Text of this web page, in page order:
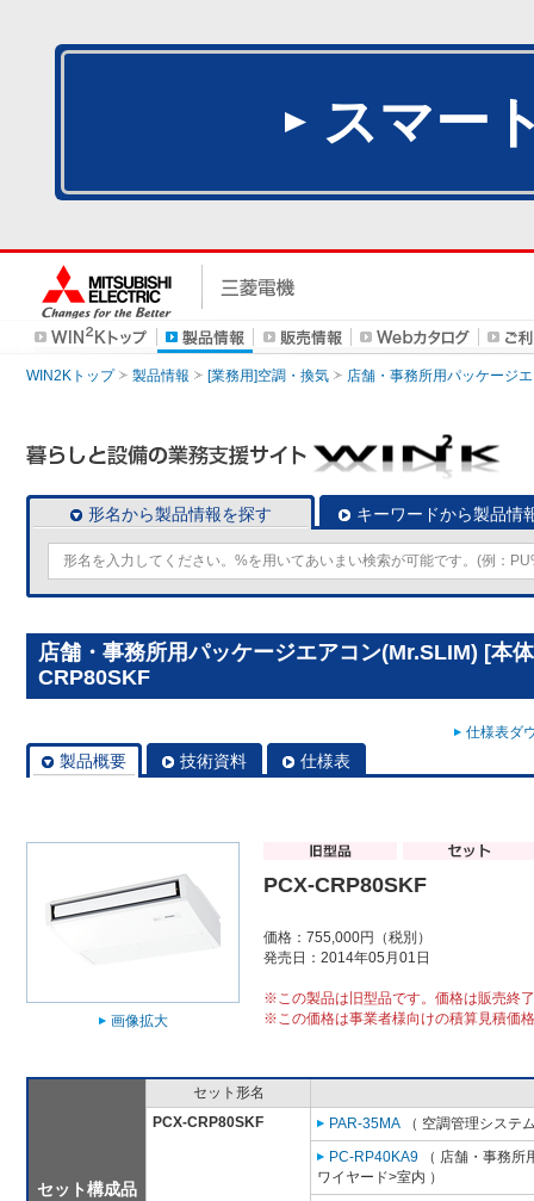
スマー
WIN2Kトップ 製品情報 [業務用]空調・換気 店舗・事務所用パッケージ
形名から製品情報を探す キーワードから製品情
店舗・事務所用パッケージエアコン(Mr.SLIM) [本
CRP80SKF
仕様表ダ
製品概要 技術資料 仕様表
画像拡大
PCX-CRP80SKF
価格：755,000円（税別）
発売日：2014年05月01日
※この製品は旧型品です。価格は販売終
※この価格は事業者様向けの積算見積価
セット構成品
セット形名
PCX-CRP80SKF
PAR-35MA （ 空調管理システ
PC-RP40KA9 （ 店舗・事務所
ワイヤード>室内 ）